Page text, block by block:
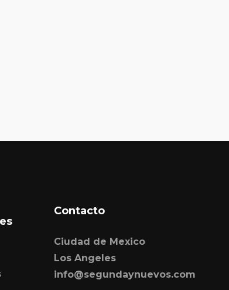
Contacto
Ciudad de Mexico
Los Angeles
info@segundaynuevos.com